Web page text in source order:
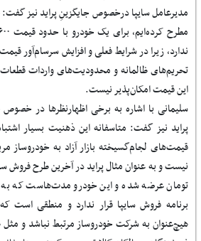
مدیرعامل سایپا درخصوص جایگزینِ پراید نیز گفت:
ندارد، زیرا در شرایط فعلی و افزایش سرسام‌آور قیمت
تحریم‌های ظالمانه و محدودیت‌های واردات
این قیمت امکان‌پذیر نیست.
پراید نیز گفت: متاسفانه این ذهنیت بسیار
قیمت‌های لجام‌گسیخته بازار آزاد به خودروساز
تومان عرضه شده و این خودرو مدت‌هاست که به
برنامه فروش سایپا قرار ندارد و منطقی است
هیچ‌عنوان به شرکت خودروساز مرتبط نباشد و